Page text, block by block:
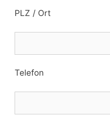
PLZ / Ort
Telefon